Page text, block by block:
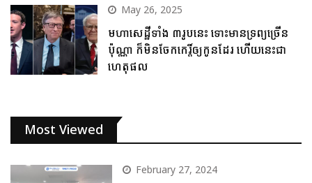
May 26, 2025
មហាសេដ្ឋីទាំង ៣រូបនេះ ទោះមានទ្រព្យច្រើន
ប៉ុណ្ណា ក៏មិនចែកកេរ្តិ៍ឲ្យកូនដែរ ហើយនេះជា
ហេតុផល
Most Viewed
February 27, 2024